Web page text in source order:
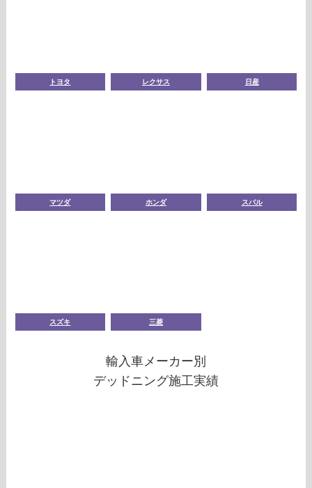
トヨタ レクサス 日産
マツダ ホンダ スバル
スズキ 三菱
輸入車メーカー別
デッドニング施工実績